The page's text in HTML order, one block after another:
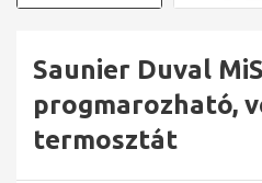
Saunier Duval
progmarozható,
termosztát